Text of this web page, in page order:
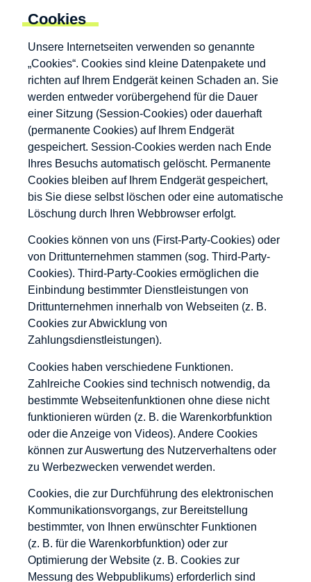
Cookies
Unsere Internetseiten verwenden so genannte
„Cookies“. Cookies sind kleine Datenpakete und
richten auf Ihrem Endgerät keinen Schaden an. Sie
werden entweder vorübergehend für die Dauer
einer Sitzung (Session-Cookies) oder dauerhaft
(permanente Cookies) auf Ihrem Endgerät
gespeichert. Session-Cookies werden nach Ende
Ihres Besuchs automatisch gelöscht. Permanente
Cookies bleiben auf Ihrem Endgerät gespeichert,
bis Sie diese selbst löschen oder eine automatische
Löschung durch Ihren Webbrowser erfolgt.
Cookies können von uns (First-Party-Cookies) oder
von Drittunternehmen stammen (sog. Third-Party-
Cookies). Third-Party-Cookies ermöglichen die
Einbindung bestimmter Dienstleistungen von
Drittunternehmen innerhalb von Webseiten (z. B.
Cookies zur Abwicklung von
Zahlungsdienstleistungen).
Cookies haben verschiedene Funktionen.
Zahlreiche Cookies sind technisch notwendig, da
bestimmte Webseitenfunktionen ohne diese nicht
funktionieren würden (z. B. die Warenkorbfunktion
oder die Anzeige von Videos). Andere Cookies
können zur Auswertung des Nutzerverhaltens oder
zu Werbezwecken verwendet werden.
Cookies, die zur Durchführung des elektronischen
Kommunikationsvorgangs, zur Bereitstellung
bestimmter, von Ihnen erwünschter Funktionen
(z. B. für die Warenkorbfunktion) oder zur
Optimierung der Website (z. B. Cookies zur
Messung des Webpublikums) erforderlich sind